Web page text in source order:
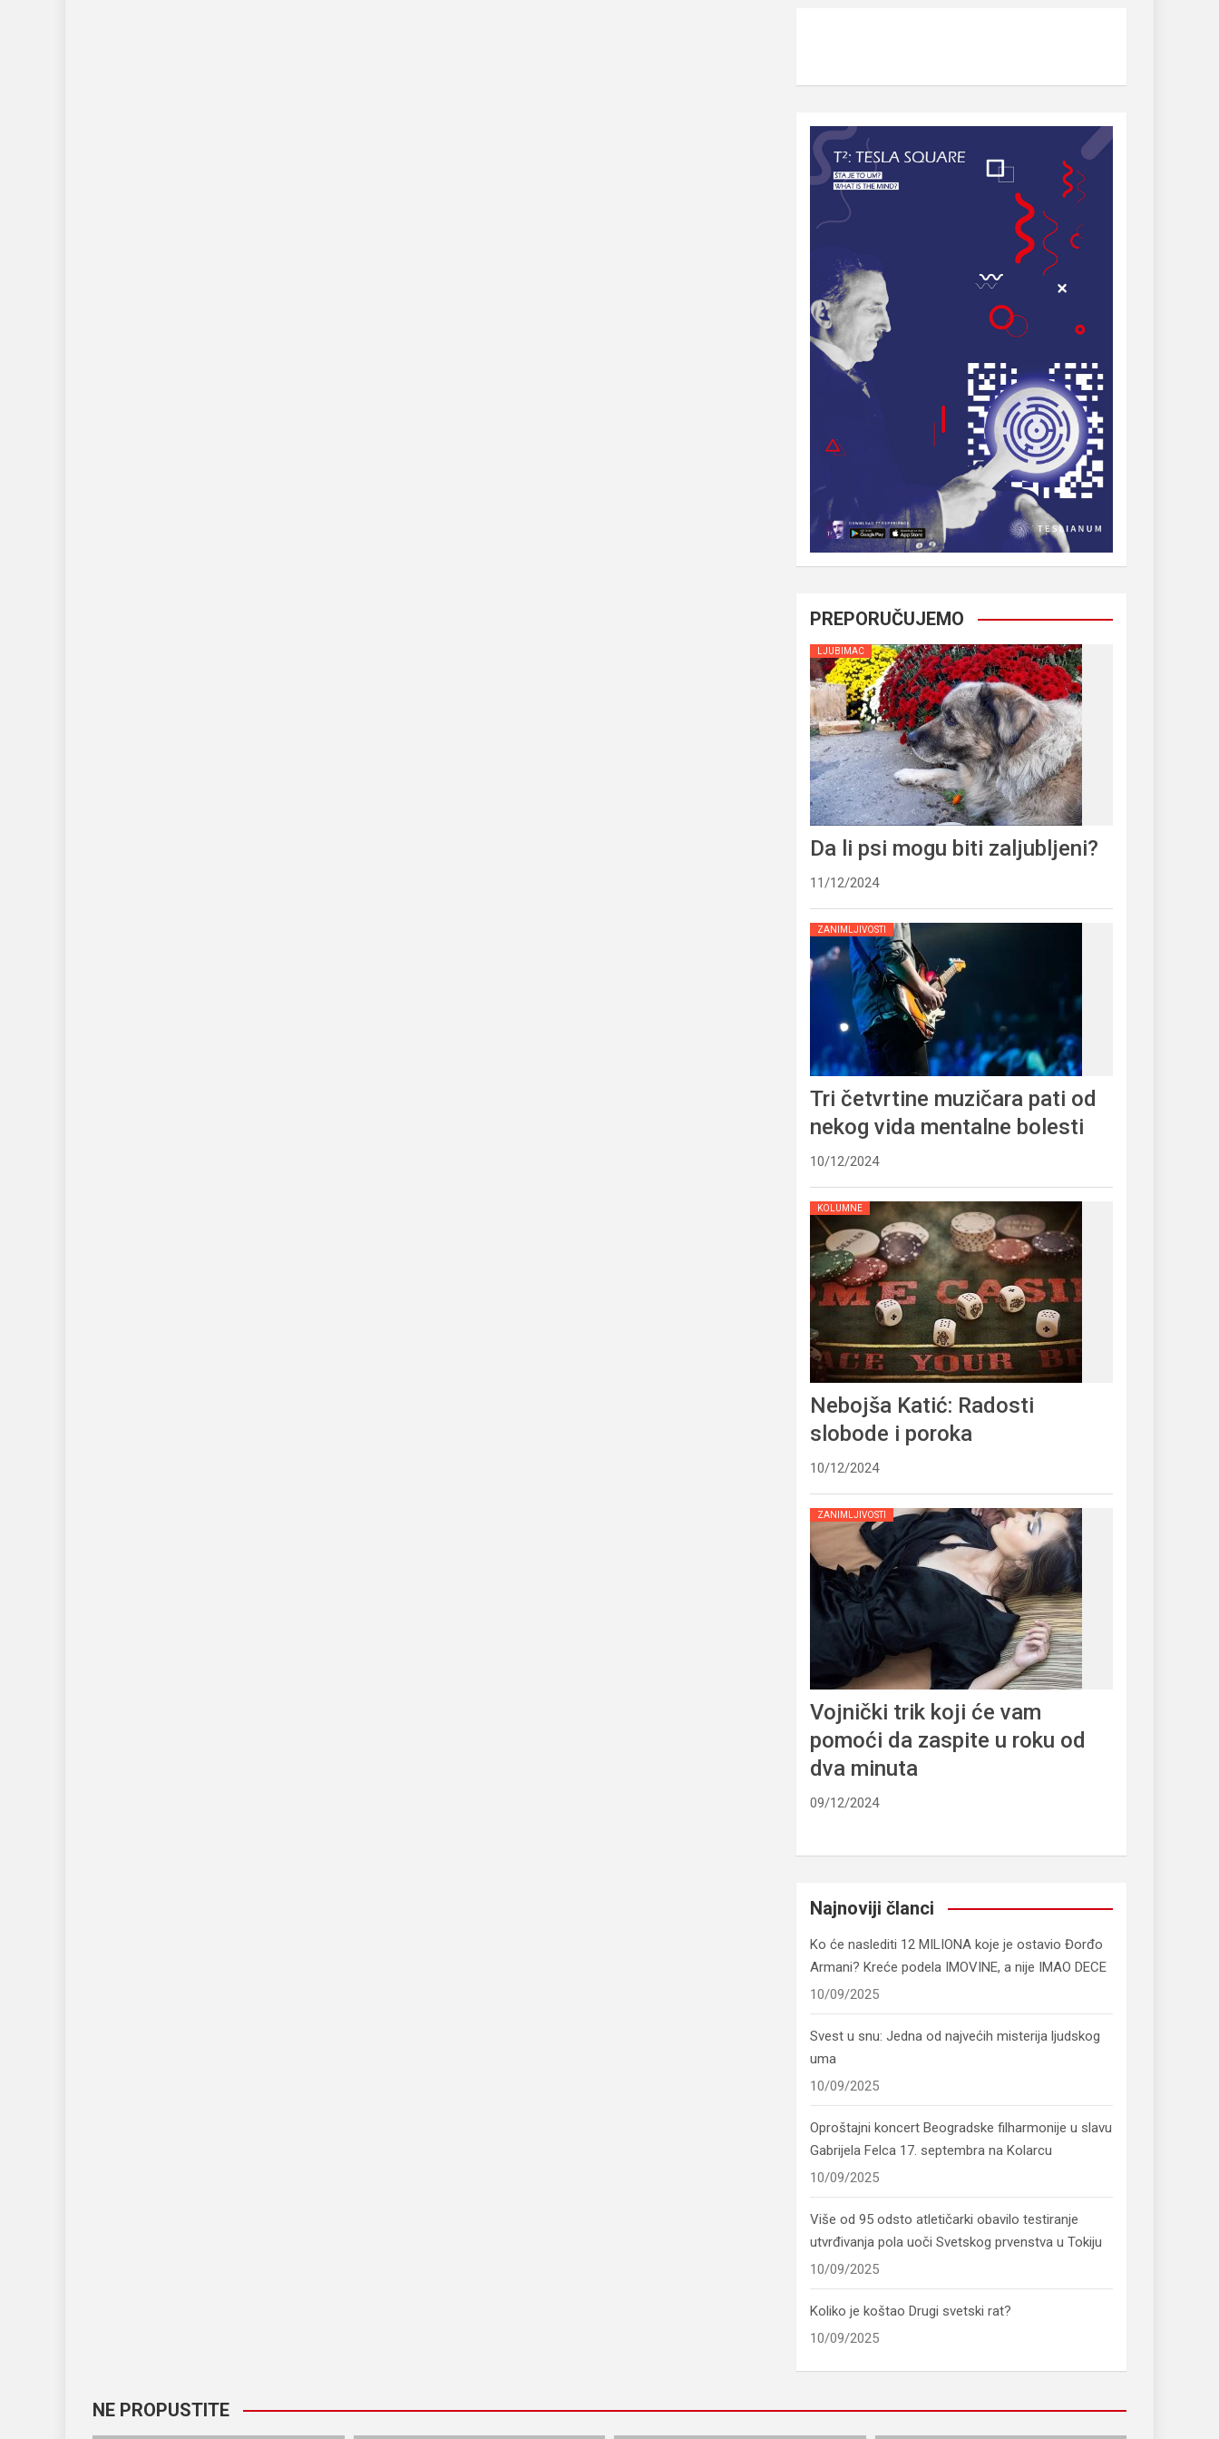
PREPORUČUJEMO
LJUBIMAC
Da li psi mogu biti zaljubljeni?
11/12/2024
ZANIMLJIVOSTI
Tri četvrtine muzičara pati od
nekog vida mentalne bolesti
10/12/2024
KOLUMNE
Nebojša Katić: Radosti
slobode i poroka
10/12/2024
ZANIMLJIVOSTI
Vojnički trik koji će vam
pomoći da zaspite u roku od
dva minuta
09/12/2024
Najnoviji članci
Ko će naslediti 12 MILIONA koje je ostavio Đorđo
Armani? Kreće podela IMOVINE, a nije IMAO DECE
10/09/2025
Svest u snu: Jedna od najvećih misterija ljudskog
uma
10/09/2025
Oproštajni koncert Beogradske filharmonije u slavu
Gabrijela Felca 17. septembra na Kolarcu
10/09/2025
Više od 95 odsto atletičarki obavilo testiranje
utvrđivanja pola uoči Svetskog prvenstva u Tokiju
10/09/2025
Koliko je koštao Drugi svetski rat?
10/09/2025
NE PROPUSTITE